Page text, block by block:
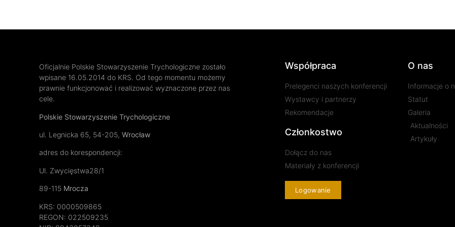
Oficjalnie Polskie Stowarzyszenie Trychologiczne zostało
wpisane 16.05.2014 do KRS. Od tego momentu możemy
prawnie funkcjonować i realizować wyznaczone przez nas
cele.
Polskie Stowarzyszenie Trychologiczne
ul. Legnicka 65, 54-205,Wrocław
adres do korespondencji:
Ul. Zwycięstwa28/1
89-115 Mrocza
KRS: 0000509865
REGON: 022509235
Współpraca
Prelegenci naszych konferencji
Wystawcy i partnerzy
Rekomendacje
Członkostwo
Dołącz do nas
Materiały z konferencji
Logowanie
O nas
Informacje o
Statut
Galeria
Aktualności
Artykuły